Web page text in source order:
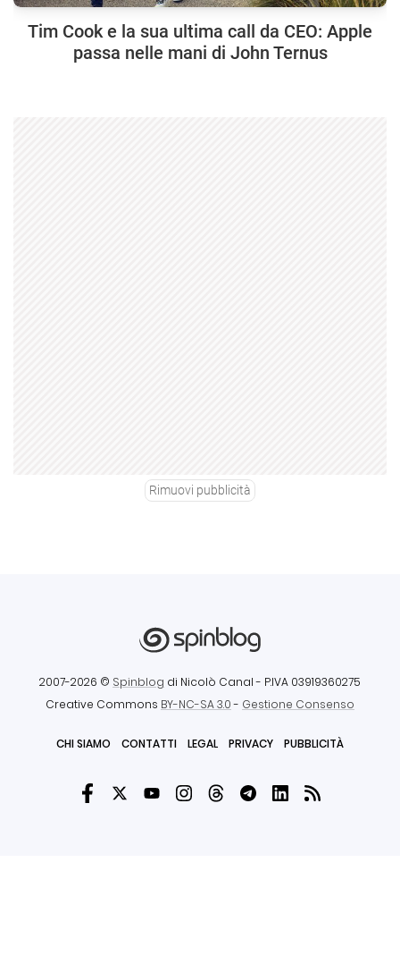
Tim Cook e la sua ultima call da CEO: Apple
passa nelle mani di John Ternus
Rimuovi pubblicità
2007-2026 © Spinblog di Nicolò Canal - P.IVA 03919360275
Creative Commons BY-NC-SA 3.0- Gestione Consenso
CHI SIAMO CONTATTI LEGAL PRIVACY PUBBLICITÀ